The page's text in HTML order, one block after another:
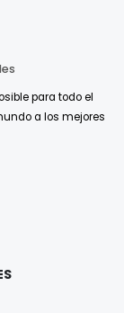
para todo el
a los mejores